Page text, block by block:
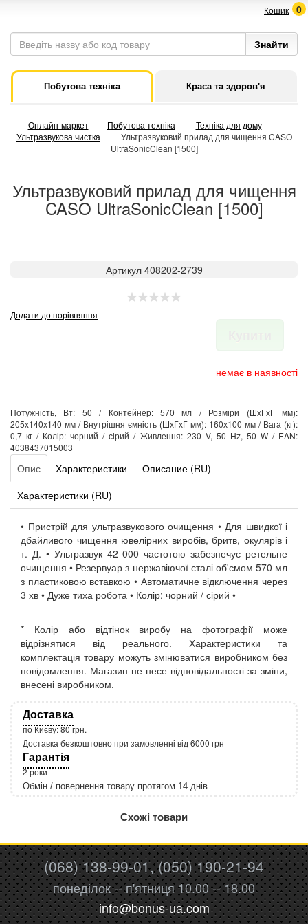
Кошик 0
Побутова техніка Краса та здоров'я
Онлайн-маркет Побутова техніка
Техніка для дому
Ультразвукова чистка
Ультразвуковий прилад для чищення CASO
UltraSonicClean [1500]
Ультразвуковий прилад для чищення
CASO UltraSonicClean [1500]
Артикул 408202-2739
Додати до порівняння
немає в наявності
Потужність, Вт: 50 / Контейнер: 570 мл / Розміри (ШхГхГ мм):
205x140x140 мм / Внутрішня ємність (ШхГхГ мм): 160х100 мм / Вага (кг):
0,7 кг / Колір: чорний / сірий / Живлення: 230 V, 50 Hz, 50 W / EAN:
4038437015003
Опис Характеристики
Описание (RU)
Характеристики (RU)
• Пристрій для ультразвукового очищення • Для швидкої і
дбайливого чищення ювелірних виробів, бритв, окулярів і
т. Д. • Ультразвук 42 000 частотою забезпечує ретельне
очищення • Резервуар з нержавіючої сталі об'ємом 570 мл
з пластиковою вставкою • Автоматичне відключення через
3 хв • Дуже тиха робота • Колір: чорний / сірий •
* Колір або відтінок виробу на фотографії може
відрізнятися від реального. Характеристики та
комплектація товару можуть змінюватися виробником без
повідомлення. Магазин не несе відповідальності за зміни,
внесені виробником.
Доставка
по Києву: 80 грн.
Доставка безкоштовно при замовленні від 6000 грн
Гарантія
2 роки
Обмін / повернення товару протягом 14 днів.
Схожі товари
(068) 138-99-01, (050) 190-21-94
понеділок -- п'ятниця 10.00 -- 18.00
info@bonus-ua.com